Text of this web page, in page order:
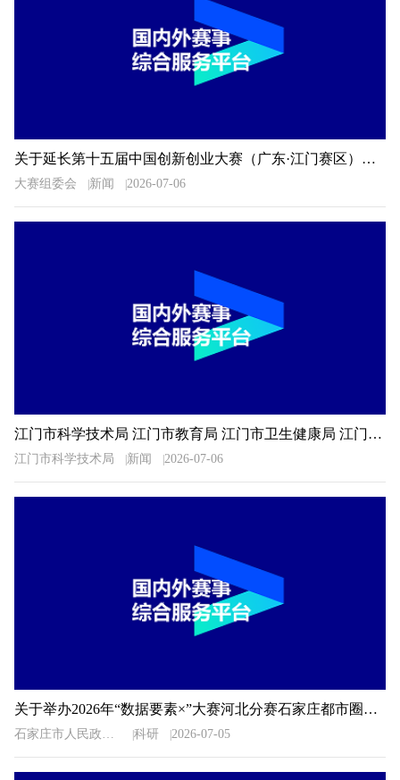
关于延长第十五届中国创新创业大赛（广东·江门赛区）暨2026年江门市“科技杯”创新创业大赛报名时间的通知
大赛组委会 新闻 2026-07-06
江门市科学技术局 江门市教育局 江门市卫生健康局 江门市科学技术协会关于公布2026年广东省科普讲解大赛江门选拔赛决赛入围选手名单的通知
江门市科学技术局 新闻 2026-07-06
关于举办2026年“数据要素×”大赛河北分赛石家庄都市圈地方赛的通知
石家庄市人民政府办公室 科研 2026-07-05